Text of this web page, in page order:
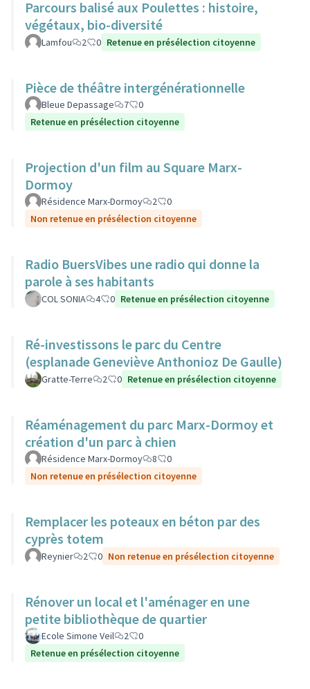
Parcours balisé aux Poulettes : histoire,
végétaux, bio-diversité
Lamfou 2 0 Retenue en présélection citoyenne
Pièce de théâtre intergénérationnelle
Bleue Depassage 7
0
Retenue en présélection citoyenne
Projection d'un film au Square Marx-
Dormoy
Résidence Marx-Dormoy 2
0
Non retenue en présélection citoyenne
Radio BuersVibes une radio qui donne la
parole à ses habitants
COL SONIA 4 0 Retenue en présélection citoyenne
Ré-investissons le parc du Centre
(esplanade Geneviève Anthonioz De Gaulle)
Gratte-Terre 2 0 Retenue en présélection citoyenne
Réaménagement du parc Marx-Dormoy et
création d'un parc à chien
Résidence Marx-Dormoy 8
0
Non retenue en présélection citoyenne
Remplacer les poteaux en béton par des
cyprès totem
Reynier 2 0 Non retenue en présélection citoyenne
Rénover un local et l'aménager en une
petite bibliothèque de quartier
Ecole Simone Veil 2
0
Retenue en présélection citoyenne